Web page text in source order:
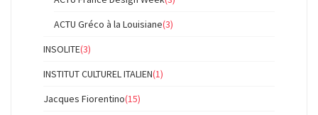
ACTU Gréco à la Louisiane(3)
INSOLITE(3)
INSTITUT CULTUREL ITALIEN(1)
Jacques Fiorentino(15)